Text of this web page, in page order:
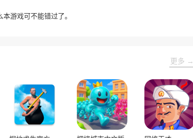
游戏可不能错过了。
更多 →